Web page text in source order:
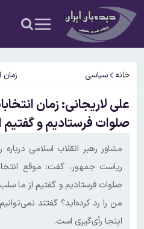
خانه سیاسی زمان
علی لاریجانی: زمان
صلوات فرستادیم و
مشاور رهبر انقلاب اسلامی
ریاست جمهور، گفت: موقع
صلوات فرستادیم و گفتیم از ما
من را رد کرده‌اید؟ گفتند
اینجا رأی‌گیری است.